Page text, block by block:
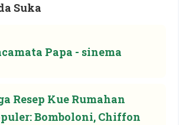
Suka
Papa - sinema
Resep Kue Rumahan
Bomboloni, Chiffon